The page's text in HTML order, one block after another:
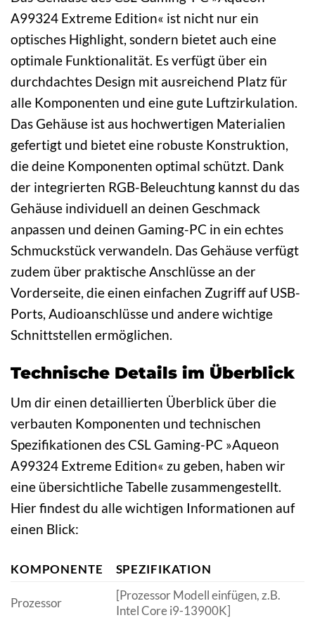
A99324 Extreme Edition« ist nicht nur ein
optisches Highlight, sondern bietet auch eine
optimale Funktionalität. Es verfügt über ein
durchdachtes Design mit ausreichend Platz für
alle Komponenten und eine gute Luftzirkulation.
Das Gehäuse ist aus hochwertigen Materialien
gefertigt und bietet eine robuste Konstruktion,
die deine Komponenten optimal schützt. Dank
der integrierten RGB-Beleuchtung kannst du das
Gehäuse individuell an deinen Geschmack
anpassen und deinen Gaming-PC in ein echtes
Schmuckstück verwandeln. Das Gehäuse verfügt
zudem über praktische Anschlüsse an der
Vorderseite, die einen einfachen Zugriff auf USB-
Ports, Audioanschlüsse und andere wichtige
Schnittstellen ermöglichen.
Technische Details im Überblick
Um dir einen detaillierten Überblick über die
verbauten Komponenten und technischen
Spezifikationen des CSL Gaming-PC »Aqueon
A99324 Extreme Edition« zu geben, haben wir
eine übersichtliche Tabelle zusammengestellt.
Hier findest du alle wichtigen Informationen auf
einen Blick:
KOMPONENTE SPEZIFIKATION
Prozessor
[Prozessor Modell einfügen, z.B.
Intel Core i9-13900K]